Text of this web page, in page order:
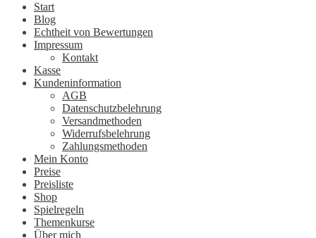
Start
Blog
Echtheit von Bewertungen
Impressum
Kontakt
Kasse
Kundeninformation
AGB
Datenschutzbelehrung
Versandmethoden
Widerrufsbelehrung
Zahlungsmethoden
Mein Konto
Preise
Preisliste
Shop
Spielregeln
Themenkurse
Über mich